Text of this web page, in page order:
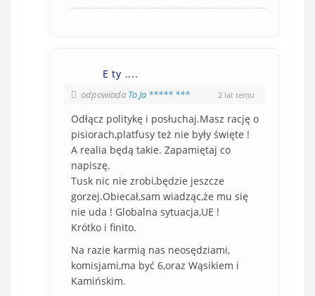
E ty ....
odpowiada To Ja ***** *** 2 lat temu
Odłącz politykę i posłuchaj.Masz rację o
pisiorach,platfusy też nie były święte !
A realia będą takie. Zapamiętaj co
napiszę.
Tusk nic nie zrobi,będzie jeszcze
gorzej.Obiecał,sam wiadząc,że mu się
nie uda ! Globalna sytuacja,UE !
Krótko i finito.
Na razie karmią nas neosędziami,
komisjami,ma być 6,oraz Wąsikiem i
Kamińskim.